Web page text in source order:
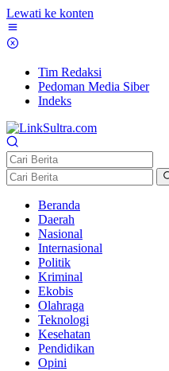
Lewati ke konten
Tim Redaksi
Pedoman Media Siber
Indeks
Beranda
Daerah
Nasional
Internasional
Politik
Kriminal
Ekobis
Olahraga
Teknologi
Kesehatan
Pendidikan
Opini